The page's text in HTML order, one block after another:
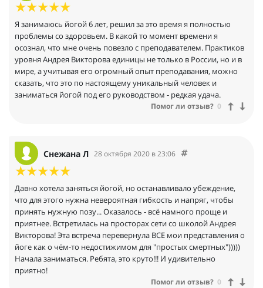
Я занимаюсь йогой 6 лет, решил за это время я полностью
проблемы со здоровьем. В какой то момент времени я
осознал, что мне очень повезло с преподавателем. Практиков
уровня Андрея Викторова единицы не только в России, но и в
мире, а учитывая его огромный опыт преподавания, можно
сказать, что это по настоящему уникальный человек и
заниматься йогой под его руководством - редкая удача.
Помог ли отзыв? 0
Снежана Л 28 октября 2020 в 23:06
Давно хотела заняться йогой, но останавливало убеждение,
что для этого нужна невероятная гибкость и напряг, чтобы
принять нужную позу... Оказалось - всё намного проще и
приятнее. Встретилась на просторах сети со школой Андрея
Викторова! Эта встреча перевернула ВСЕ мои представления о
йоге как о чём-то недостижимом для "простых смертных")))))
Начала заниматься. Ребята, это круто!!! И удивительно
приятно!
Помог ли отзыв? 0